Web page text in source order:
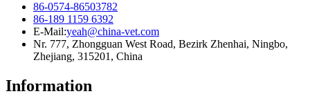
86-0574-86503782
86-189 1159 6392
E-Mail:yeah@china-vet.com
Nr. 777, Zhongguan West Road, Bezirk Zhenhai, Ningbo,
Zhejiang, 315201, China
Information